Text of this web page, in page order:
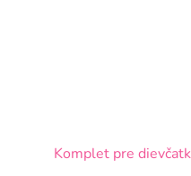
Komplet pre